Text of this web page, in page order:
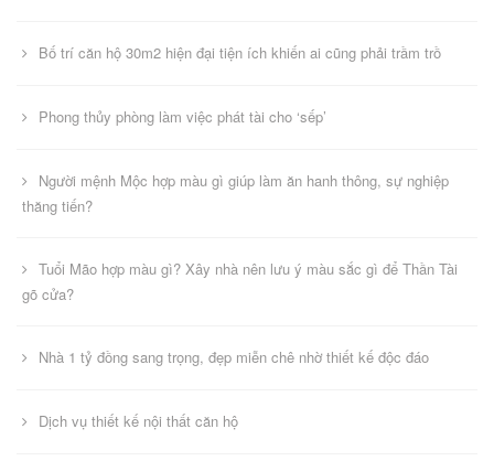
Bố trí căn hộ 30m2 hiện đại tiện ích khiến ai cũng phải trầm trồ
Phong thủy phòng làm việc phát tài cho ‘sếp’
Người mệnh Mộc hợp màu gì giúp làm ăn hanh thông, sự nghiệp
thăng tiến?
Tuổi Mão hợp màu gì? Xây nhà nên lưu ý màu sắc gì để Thần Tài
gõ cửa?
Nhà 1 tỷ đồng sang trọng, đẹp miễn chê nhờ thiết kế độc đáo
Dịch vụ thiết kế nội thất căn hộ